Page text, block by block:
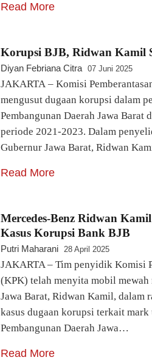
Read More
Korupsi BJB, Ridwan Kamil
Diyan Febriana Citra 07 Juni 2025
JAKARTA – Komisi
mengusut dugaan korupsi dalam
Pembangunan Daerah Jawa Barat
periode 2021-2023. Dalam
Gubernur Jawa Barat, Ridwan
Read More
Mercedes-Benz Ridwan
Kasus Korupsi Bank BJB
Putri Maharani 28 April 2025
JAKARTA – Tim penyidik Komisi
(KPK) telah menyita mobil
Jawa Barat, Ridwan Kamil, dalam
kasus dugaan korupsi terkait
Pembangunan Daerah Jawa…
Read More